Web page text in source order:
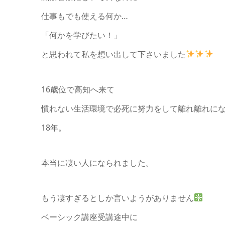
仕事もでも使える何か…
「何かを学びたい！」
と思われて私を想い出して下さいました
16歳位で高知へ来て
慣れない生活環境で必死に努力をして離れ離れに
18年。
本当に凄い人になられました。
もう凄すぎるとしか言いようがありません
ベーシック講座受講途中に